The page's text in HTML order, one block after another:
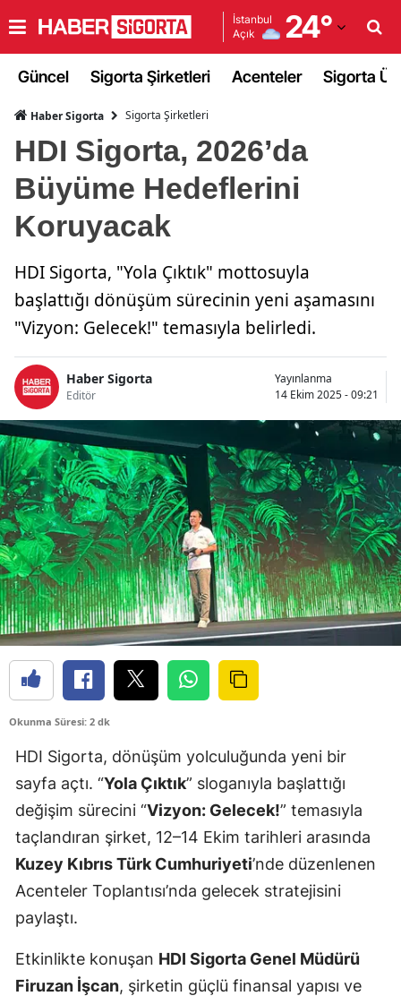
İstanbul
Açık
24°
Adana
Ağrı
Amasya
Antalya
Artvin
Balıkesir
Bilecik
Bingöl
Bitlis
Bolu
Burdur
Bursa
Çanakkale
Denizli
Diyarbakır
Elazığ
Erzincan
Eskişehir
Güncel Sigorta Şirketleri Acenteler Sigorta
Haber Sigorta Sigorta Şirketleri
HDI Sigorta, 2026’da
Büyüme Hedeflerini
Koruyacak
HDI Sigorta, "Yola Çıktık" mottosuyla
başlattığı dönüşüm sürecinin yeni aşamasını
"Vizyon: Gelecek!" temasıyla belirledi.
Haber Sigorta
Editör
Yayınlanma
14 Ekim 2025 - 09:21
Okunma Süresi: 2 dk
HDI Sigorta, dönüşüm yolculuğunda yeni bir
sayfa açtı. “Yola Çıktık” sloganıyla başlattığı
değişim sürecini “Vizyon: Gelecek!” temasıyla
taçlandıran şirket, 12–14 Ekim tarihleri arasında
Kuzey Kıbrıs Türk Cumhuriyeti’nde düzenlenen
Acenteler Toplantısı’nda gelecek stratejisini
paylaştı.
Etkinlikte konuşan HDI Sigorta Genel Müdürü
Firuzan İşcan, şirketin güçlü finansal yapısı ve